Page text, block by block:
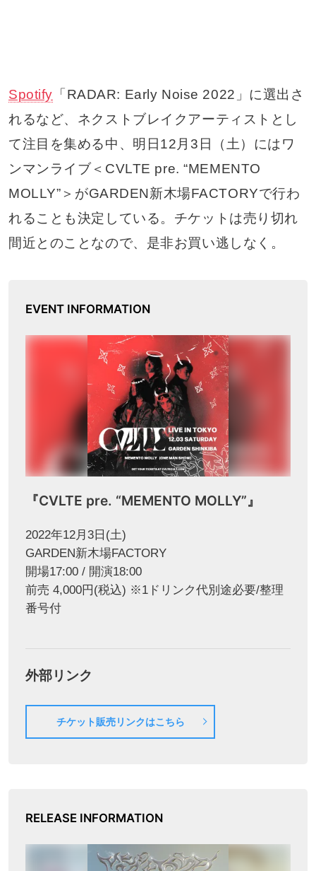
Spotify 「RADAR: Early Noise 2022」に選出さ
れるなど、ネクストブレイクアーティストとし
て注目を集める中、明日12月3日（土）にはワ
ンマンライブ＜CVLTE pre. “MEMENTO
MOLLY”＞がGARDEN新木場FACTORYで行わ
れることも決定している。チケットは売り切れ
間近とのことなので、是非お買い逃しなく。
EVENT INFORMATION
『CVLTE pre. “MEMENTO MOLLY”』
2022年12月3日(土)
GARDEN新木場FACTORY
開場17:00 / 開演18:00
前売 4,000円(税込) ※1ドリンク代別途必要/整理
番号付
外部リンク
チケット販売リンクはこちら
RELEASE INFORMATION